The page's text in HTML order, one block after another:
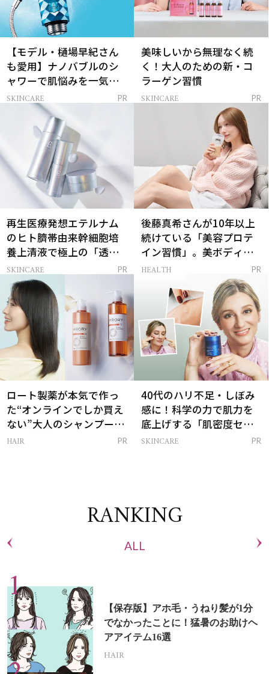
【モデル・樋場早紀さん
も愛用】ナノバブルのシ
ャワーで肌悩みを一気に
解決
SKINCARE PR
美味しいから無理なく続
く！大人のための新・コ
ラーゲン習慣
SKINCARE PR
再生医療発想エテルナム
のヒト臍帯由来幹細胞培
養上清液で極上の「透明
感ハリ肌」へ
SKINCARE PR
後藤真希さんが10年以上
続けている「美容プロテ
イン習慣」。美ボディを
支える朝ルーティンと
HEALTH PR
ロート製薬が本気で作っ
た“オンラインでしか買え
ない”大人のシャンプー＆
トリートメントって？
HAIR PR
40代のハリ不足・しぼみ
感に！科学の力で肌力を
底上げする「肌密度セラ
ム」
SKINCARE PR
RANKING
ALL
【保存版】アホ毛・うねり髪が1分
でなかったことに！猛暑のお助けヘ
アアイテム16選
HAIR